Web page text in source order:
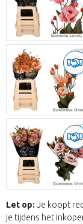
Let op: Je koopt
je tijdens het